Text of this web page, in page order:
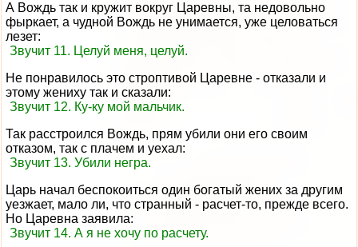
А Вождь так и кружит вокруг Царевны, та недовольно
фыркает, а чудной Вождь не унимается, уже целоваться
лезет:
Звучит 11. Целуй меня, целуй.
Не понравилось это строптивой Царевне - отказали и
этому жениху так и сказали:
Звучит 12. Ку-ку мой мальчик.
Так расстроился Вождь, прям убили они его своим
отказом, так с плачем и уехал:
Звучит 13. Убили негра.
Царь начал беспокоиться один богатый жених за другим
уезжает, мало ли, что странный - расчет-то, прежде всего.
Но Царевна заявила:
Звучит 14. А я не хочу по расчету.